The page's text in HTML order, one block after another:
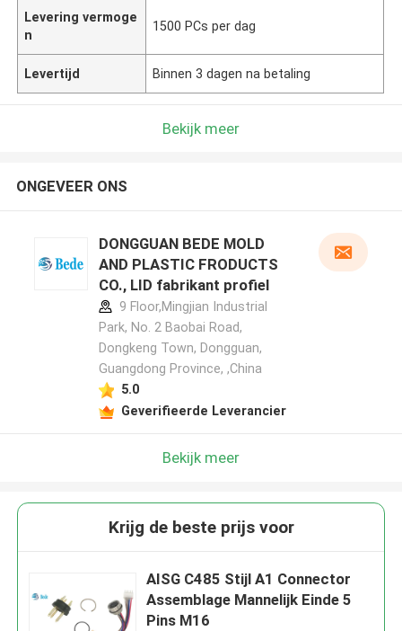
Levering vermoge
n
1500 PCs per dag
Levertijd Binnen 3 dagen na betaling
Bekijk meer
ONGEVEER ONS
DONGGUAN BEDE MOLD
AND PLASTIC FRODUCTS
CO., LID fabrikant profiel
9 Floor,Mingjian Industrial
Park, No. 2 Baobai Road,
Dongkeng Town, Dongguan,
Guangdong Province, ,China
5.0
Geverifieerde Leverancier
Bekijk meer
Krijg de beste prijs voor
AISG C485 Stijl A1 Connector
Assemblage Mannelijk Einde 5
Pins M16